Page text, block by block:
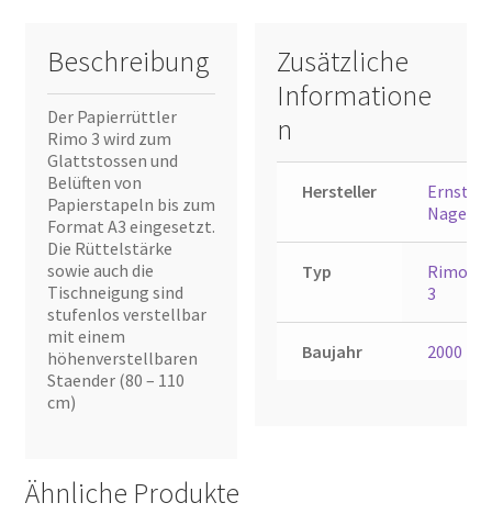
Beschreibung
Der Papierrüttler
Rimo 3 wird zum
Glattstossen und
Belüften von
Papierstapeln bis zum
Format A3 eingesetzt.
Die Rüttelstärke
sowie auch die
Tischneigung sind
stufenlos verstellbar
mit einem
höhenverstellbaren
Staender (80 – 110
cm)
Zusätzliche
Informatione
n
Hersteller
Ernst
Nagel
Typ
Rimo
3
Baujahr 2000
Ähnliche Produkte